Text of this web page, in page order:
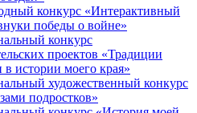
конкурс «Интерактивный
победы о войне»
конкурс
проектов «Традиции
в истории моего края»
художественный конкурс
подростков»